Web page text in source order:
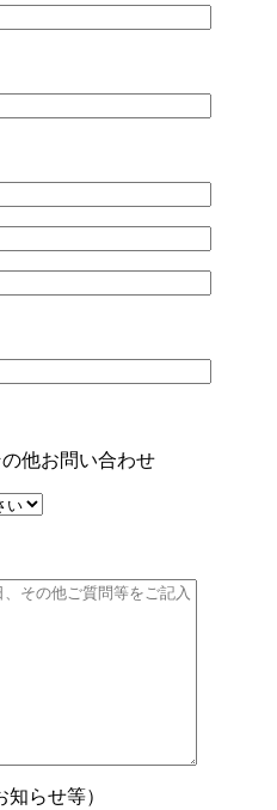
の他お問い合わせ
らせ等）